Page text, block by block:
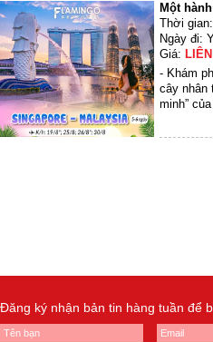
Một
Thời
Ngày đi:
Giá:
- Khám
cây nhân
minh”
Đăng ký nhận bản tin hàng tuần để